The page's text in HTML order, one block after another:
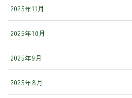
2025年11月
2025年10月
2025年9月
2025年8月